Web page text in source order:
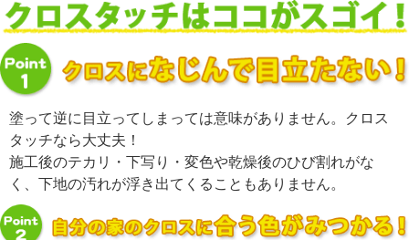
塗って逆に目立ってしまっては意味がありません。クロス
タッチなら大丈夫！
施工後のテカリ・下写り・変色や乾燥後のひび割れがな
く、 下地の汚れが浮き出てくることもありません。